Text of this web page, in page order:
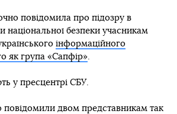
повідомила про підозру в
національної безпеки учасникам
інформаційного
як група «Сапфір».
у пресцентрі СБУ.
повідомили двом представникам так